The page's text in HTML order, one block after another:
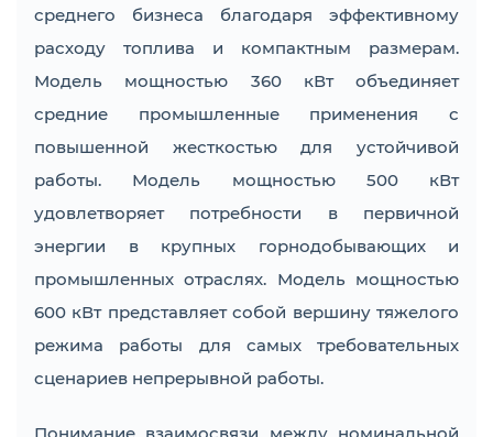
среднего бизнеса благодаря эффективному
расходу топлива и компактным размерам.
Модель мощностью 360 кВт объединяет
средние промышленные применения с
повышенной жесткостью для устойчивой
работы. Модель мощностью 500 кВт
удовлетворяет потребности в первичной
энергии в крупных горнодобывающих и
промышленных отраслях. Модель мощностью
600 кВт представляет собой вершину тяжелого
режима работы для самых требовательных
сценариев непрерывной работы.